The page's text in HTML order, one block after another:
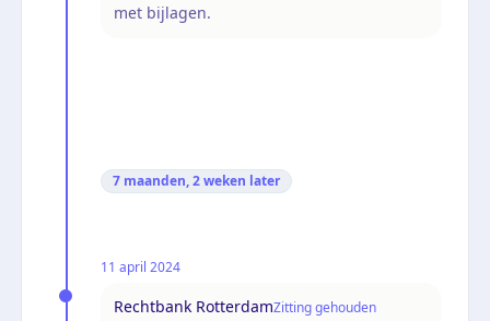
met bijlagen.
7 maanden, 2 weken later
11 april 2024
Rechtbank RotterdamZitting gehouden